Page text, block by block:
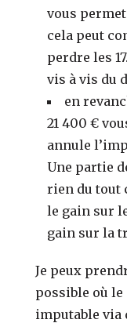
vous permet
cela peut
perdre les
vis à vis du
en
21 400 €
annule
Une partie
rien du tout
le gain sur
gain sur la
Je peux
possible où
imputable via